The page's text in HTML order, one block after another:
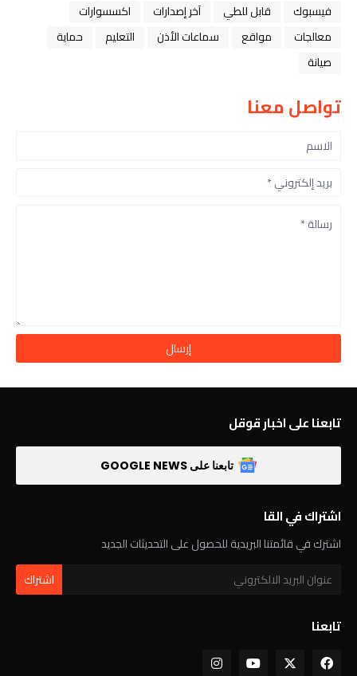
فيسبوك
قابل للطي آخر إصدارات
اكسسوارات
معالجات
مواقع سماعات الأذن التعليم
حماية
صيانة
تواصل معنا
تابعنا على اخبار قوقل
تابعنا على GOOGLE NEWS
اشتراك في القا
اشترك في قائمتنا البريدية للحصول على التحديثات الجديد
تابعنا